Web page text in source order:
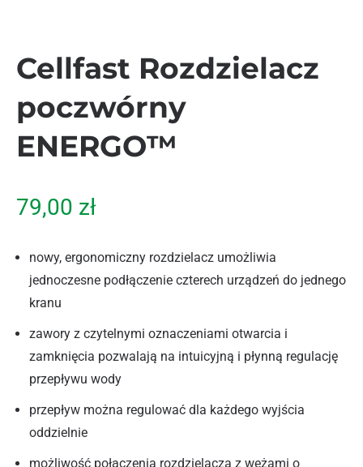
Cellfast Rozdzielacz
poczwórny
ENERGO™
79,00 zł
nowy, ergonomiczny rozdzielacz umożliwia
jednoczesne podłączenie czterech urządzeń do jednego
kranu
zawory z czytelnymi oznaczeniami otwarcia i
zamknięcia pozwalają na intuicyjną i płynną regulację
przepływu wody
przepływ można regulować dla każdego wyjścia
oddzielnie
możliwość połączenia rozdzielacza z wężami o